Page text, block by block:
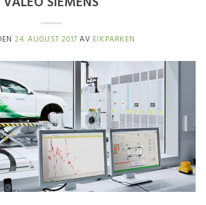
24. AUGUST 2017 AV EIKPARKEN